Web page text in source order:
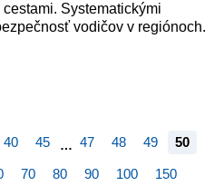
Systematickými
vodičov v regiónoch.
40 45 … 47 48 49 50
70 80 90 100 150